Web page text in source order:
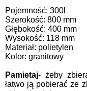
Pojemność: 300l
Szerokość: 800 mm
Głębokość: 400 mm
Wysokość: 118 mm
Materiał: polietylen
Kolor: granitowy
Pamietaj- żeby
łatwo ją pobierać ze